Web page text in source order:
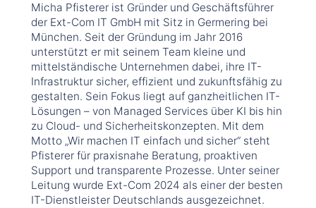
Micha Pfisterer ist Gründer und Geschäftsführer
der Ext-Com IT GmbH mit Sitz in Germering bei
München. Seit der Gründung im Jahr 2016
unterstützt er mit seinem Team kleine und
mittelständische Unternehmen dabei, ihre IT-
Infrastruktur sicher, effizient und zukunftsfähig zu
gestalten. Sein Fokus liegt auf ganzheitlichen IT-
Lösungen – von Managed Services über KI bis hin
zu Cloud- und Sicherheitskonzepten. Mit dem
Motto „Wir machen IT einfach und sicher“ steht
Pfisterer für praxisnahe Beratung, proaktiven
Support und transparente Prozesse. Unter seiner
Leitung wurde Ext-Com 2024 als einer der besten
IT-Dienstleister Deutschlands ausgezeichnet.